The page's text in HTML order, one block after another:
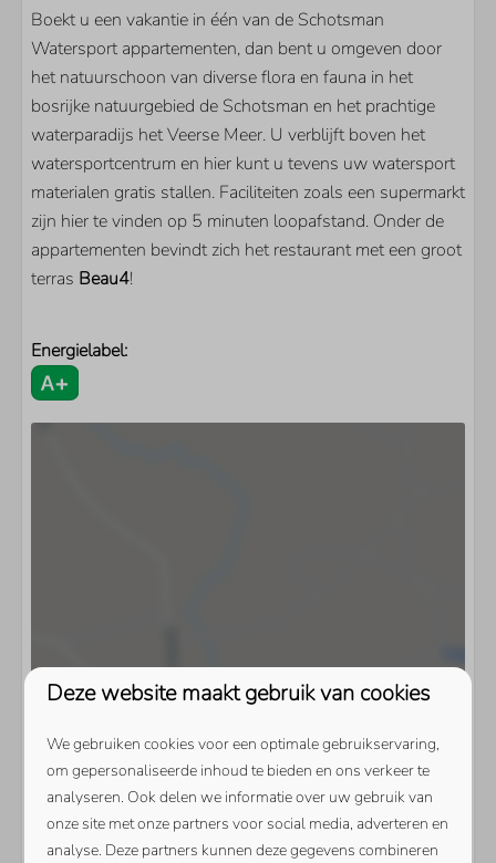
Boekt u een vakantie in één van de Schotsman
Watersport appartementen, dan bent u omgeven door
het natuurschoon van diverse flora en fauna in het
bosrijke natuurgebied de Schotsman en het prachtige
waterparadijs het Veerse Meer. U verblijft boven het
watersportcentrum en hier kunt u tevens uw watersport
materialen gratis stallen. Faciliteiten zoals een supermarkt
zijn hier te vinden op 5 minuten loopafstand. Onder de
appartementen bevindt zich het restaurant met een groot
terras Beau4!
Energielabel:
Deze website maakt gebruik van cookies
We gebruiken cookies voor een optimale gebruikservaring,
om gepersonaliseerde inhoud te bieden en ons verkeer te
analyseren. Ook delen we informatie over uw gebruik van
onze site met onze partners voor social media, adverteren en
analyse. Deze partners kunnen deze gegevens combineren